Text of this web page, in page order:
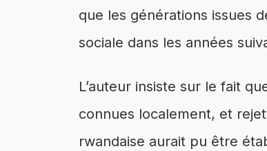
que les générations issues
sociale dans les années
L’auteur insiste sur le fait
connues localement, et
rwandaise aurait pu être